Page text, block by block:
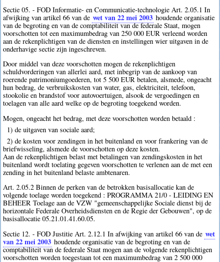
Sectie 05. - FOD Informatie- en Communicatie-technologie Art. 2.05.1 In
afwijking van artikel 66 van de wet van 22 mei 2003 houdende organisatie
van de begroting en van de comptabiliteit van de federale Staat, mogen
voorschotten tot een maximumbedrag van 250 000 EUR verleend worden
aan de rekenplichtigen van de diensten en instellingen wier uitgaven in de
onderhavige sectie zijn ingeschreven.
Door middel van deze voorschotten mogen de rekenplichtigen
schuldvorderingen van allerlei aard, met inbegrip van de aankoop van
roerende patrimoniumgoederen, tot 5 500 EUR betalen, alsmede, ongeacht
hun bedrag, de verbruikskosten van water, gas, elektriciteit, telefoon,
stookolie en brandstof voor autovoertuigen, alsook de vergoedingen en
toelagen van alle aard welke op de begroting toegekend worden.
Mogen, ongeacht het bedrag, met deze voorschotten worden betaald :
1) de uitgaven van sociale aard;
2) de kosten voor zendingen in het buitenland en voor frankering van de
briefwisseling, alsmede de voorschotten op deze kosten.
Aan de rekenplichtigen belast met betalingen van zendingskosten in het
buitenland wordt toelating gegeven voorschotten te verlenen aan de met een
zending in het buitenland belaste ambtenaren.
Art. 2.05.2 Binnen de perken van de betrokken basisallocatie kan de
volgende toelage worden toegekend : PROGRAMMA 21/0 - LEIDING EN
BEHEER Toelage aan de VZW "gemeenschappelijke Sociale dienst bij de
horizontale Federale Overheidsdiensten en de Regie der Gebouwen", op de
basisallocatie 05.21.01.41.60.05.
Sectie 12. - FOD Justitie Art. 2.12.1 In afwijking van artikel 66 van de wet
van 22 mei 2003 houdende organisatie van de begroting en van de
comptabiliteit van de federale Staat mogen aan de volgende rekenplichtigen
voorschotten worden toegestaan tot een maximumbedrag van 2 500 000